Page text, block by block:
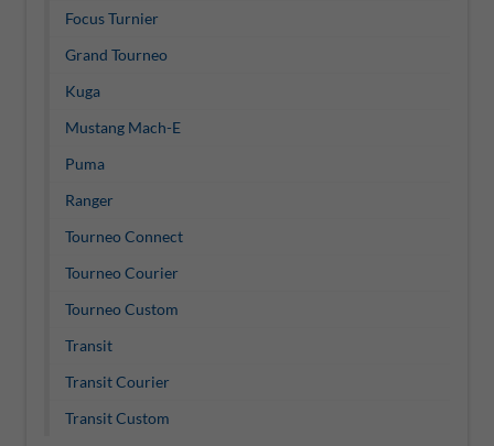
Focus Turnier
Grand Tourneo
Kuga
Mustang Mach-E
Puma
Ranger
Tourneo Connect
Tourneo Courier
Tourneo Custom
Transit
Transit Courier
Transit Custom